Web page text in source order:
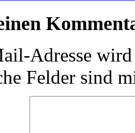
Adresse
Felder sind